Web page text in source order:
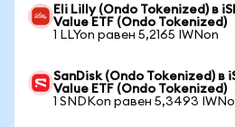
Eli Lilly (Ondo Tokenized) в
Value ETF (Ondo Tokenized)
1 LLYon равен 5,2165 IWNon
SanDisk (Ondo Tokenized) в
Value ETF (Ondo Tokenized)
1 SNDKon равен 5,3493